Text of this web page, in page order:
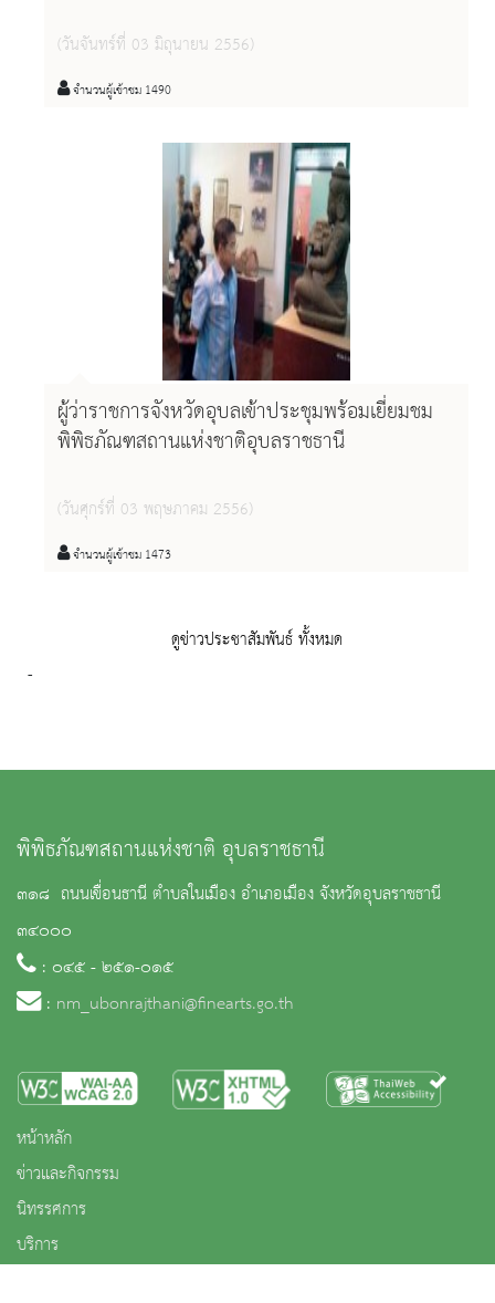
(วันจันทร์ที่ 03 มิถุนายน 2556)
จำนวนผู้เข้าชม 1490
ผู้ว่าราชการจังหวัดอุบลเข้าประชุมพร้อมเยี่ยมชม
พิพิธภัณฑสถานแห่งชาติอุบลราชธานี
(วันศุกร์ที่ 03 พฤษภาคม 2556)
จำนวนผู้เข้าชม 1473
ดูข่าวประชาสัมพันธ์ ทั้งหมด
-
พิพิธภัณฑสถานแห่งชาติ อุบลราชธานี
๓๑๘ ถนนเขื่อนธานี ตำบลในเมือง อำเภอเมือง จังหวัดอุบลราชธานี
๓๔๐๐๐
: ๐๔๕ - ๒๕๑-๐๑๕
: nm_ubonrajthani@finearts.go.th
หน้าหลัก
ข่าวและกิจกรรม
นิทรรศการ
บริการ